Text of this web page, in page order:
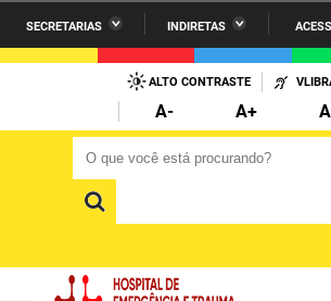
PARA
CONTEÚDO
SECRETARIAS INDIRETAS
Administração Penitenciária
Agricultura Familiar e Desenvolvimento do Semiárido
Casa Civil do Governador
Ciência, Tecnologia, Inovação e Ensino Superior
ARPB
ALTO CONTRASTE
A- A+
A
O que